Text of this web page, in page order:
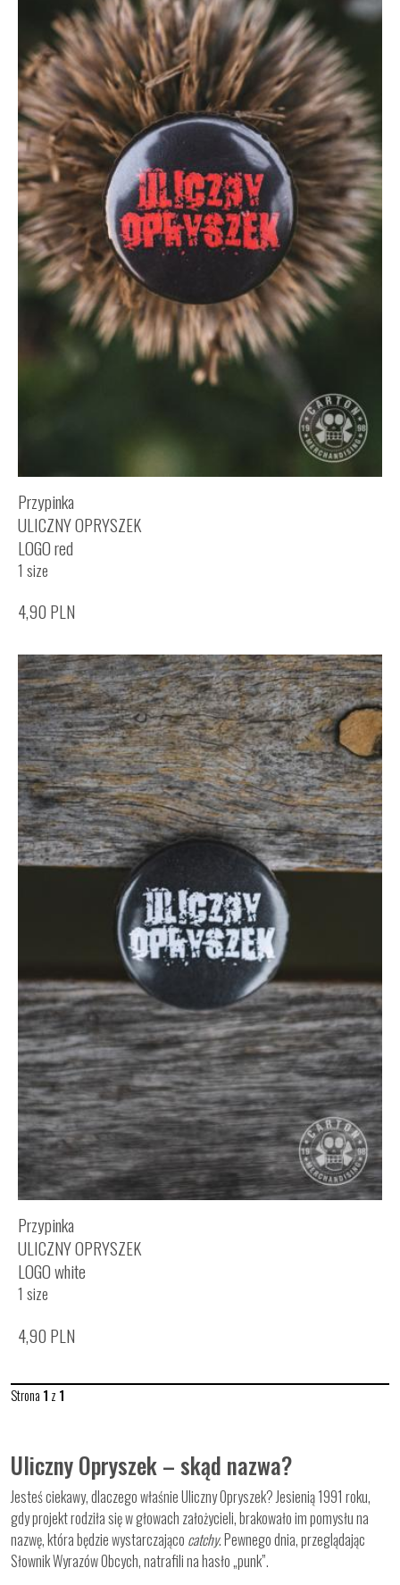
Przypinka
ULICZNY OPRYSZEK
LOGO red
1 size
4,90 PLN
Przypinka
ULICZNY OPRYSZEK
LOGO white
1 size
4,90 PLN
Strona 1 z 1
Uliczny Opryszek – skąd nazwa?
Jesteś ciekawy, dlaczego właśnie Uliczny Opryszek? Jesienią 1991 roku,
gdy projekt rodziła się w głowach założycieli, brakowało im pomysłu na
nazwę, która będzie wystarczająco catchy. Pewnego dnia, przeglądając
Słownik Wyrazów Obcych, natrafili na hasło „punk”.